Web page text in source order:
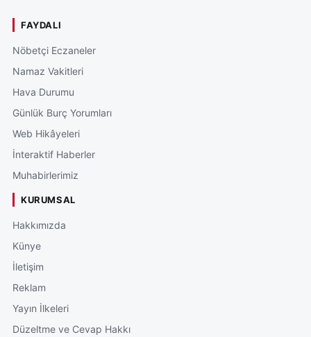
FAYDALI
Nöbetçi Eczaneler
Namaz Vakitleri
Hava Durumu
Günlük Burç Yorumları
Web Hikâyeleri
İnteraktif Haberler
Muhabirlerimiz
KURUMSAL
Hakkımızda
Künye
İletişim
Reklam
Yayın İlkeleri
Düzeltme ve Cevap Hakkı